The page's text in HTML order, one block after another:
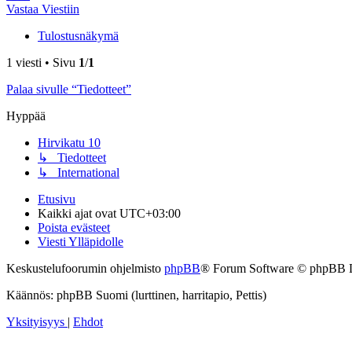
Vastaa Viestiin
Tulostusnäkymä
1 viesti • Sivu 1/1
Palaa sivulle “Tiedotteet”
Hyppää
Hirvikatu 10
↳ Tiedotteet
↳ International
Etusivu
Kaikki ajat ovat UTC+03:00
Poista evästeet
Viesti Ylläpidolle
Keskustelufoorumin ohjelmisto phpBB® Forum Software © phpBB
Käännös: phpBB Suomi (lurttinen, harritapio, Pettis)
Yksityisyys | Ehdot